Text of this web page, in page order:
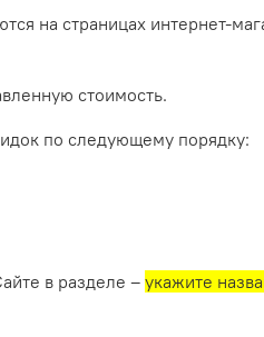
на страницах интернет-
стоимость.
по следующему порядку:
в разделе –укажите